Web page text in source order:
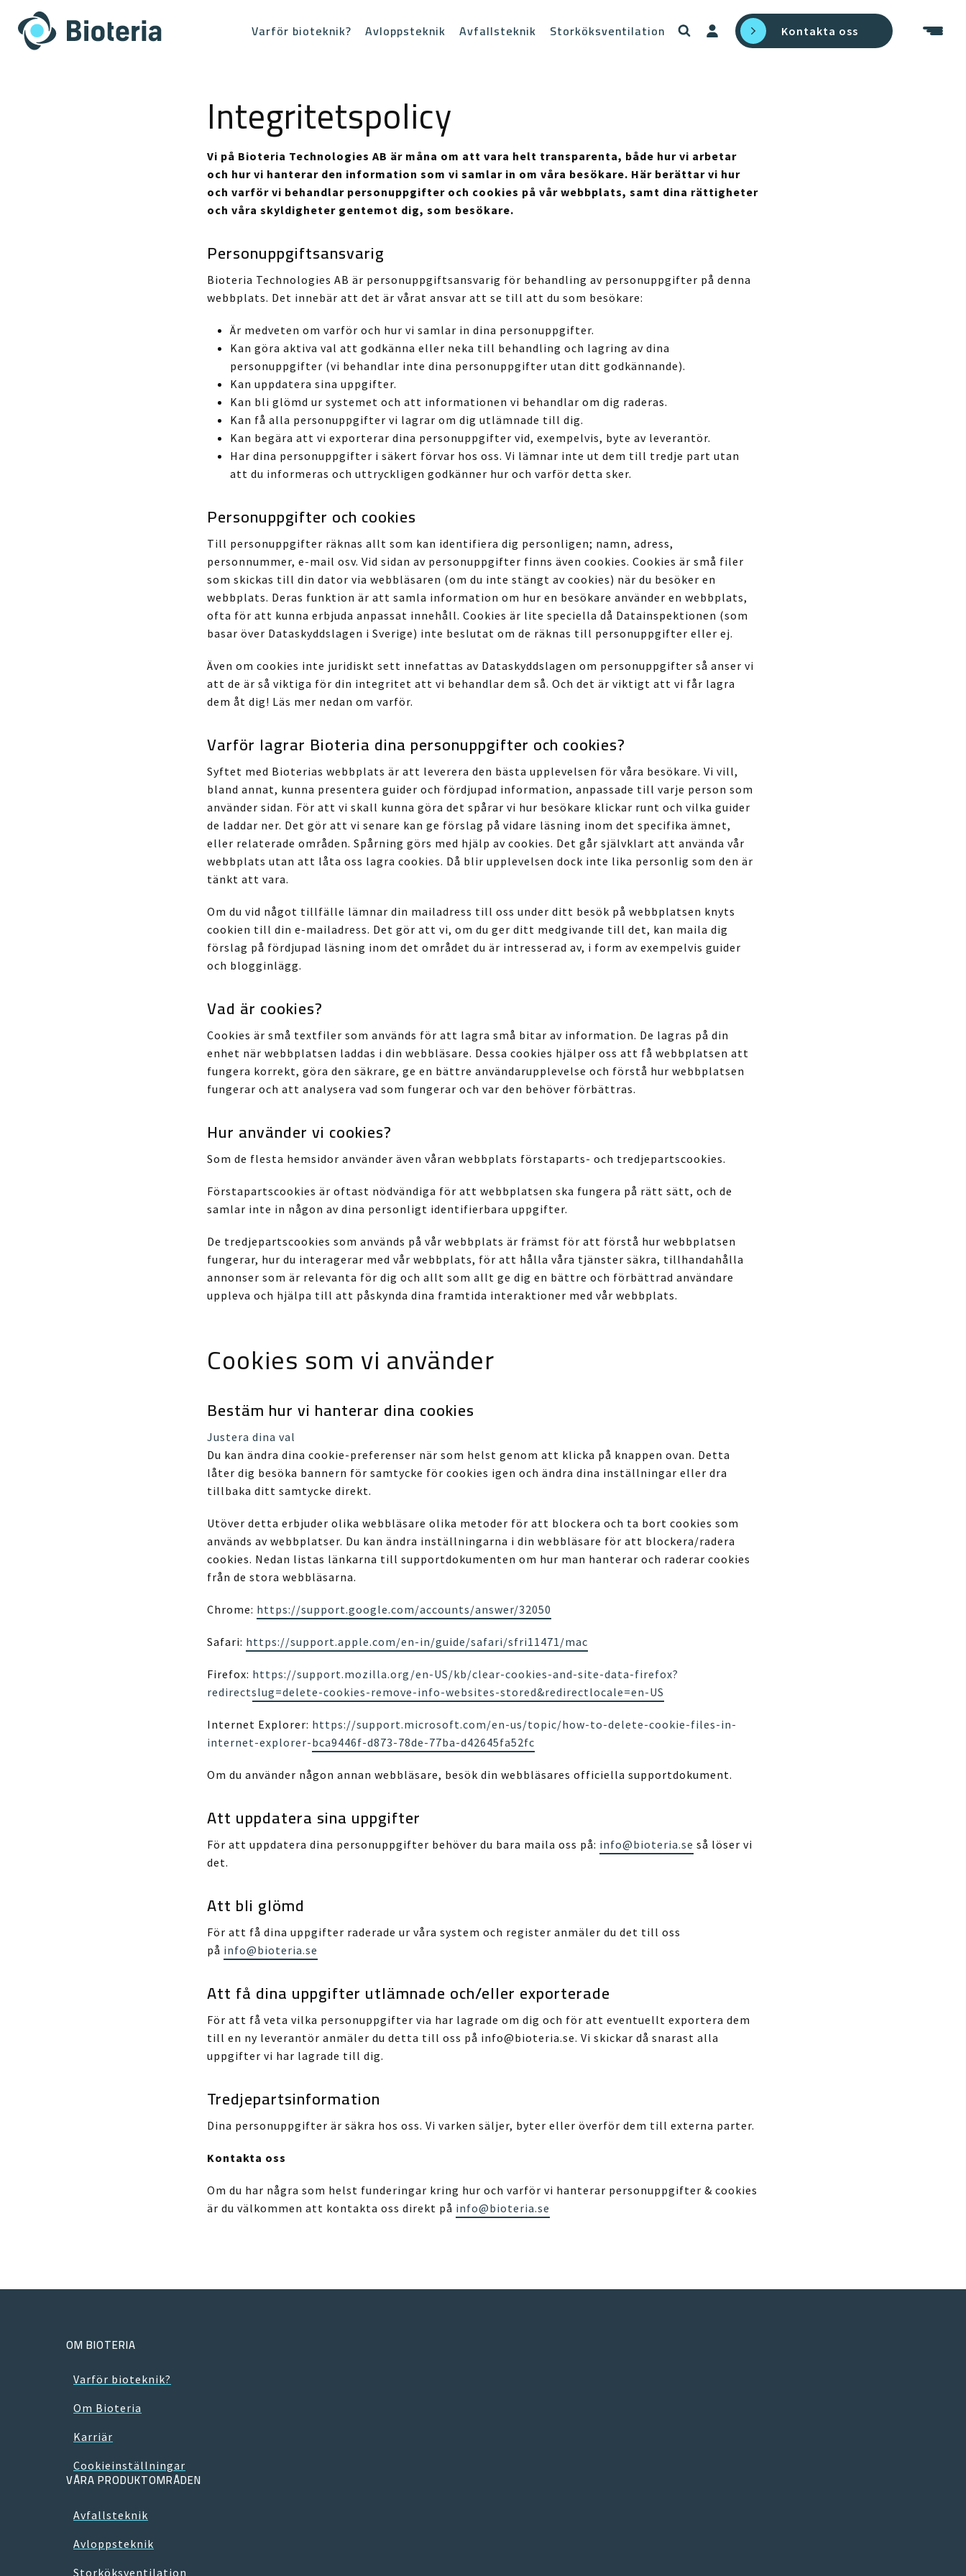
content
Varför bioteknik? Avloppsteknik Avfallsteknik Storköksventilation Kontakta oss
Integritetspolicy
Vi på Bioteria Technologies AB är måna om att vara helt transparenta, både hur vi arbetar
och hur vi hanterar den information som vi samlar in om våra besökare. Här berättar vi hur
och varför vi behandlar personuppgifter och cookies på vår webbplats, samt dina rättigheter
och våra skyldigheter gentemot dig, som besökare.
Personuppgiftsansvarig
Bioteria Technologies AB är personuppgiftsansvarig för behandling av personuppgifter på denna
webbplats. Det innebär att det är vårat ansvar att se till att du som besökare:
Är medveten om varför och hur vi samlar in dina personuppgifter.
Kan göra aktiva val att godkänna eller neka till behandling och lagring av dina
personuppgifter (vi behandlar inte dina personuppgifter utan ditt godkännande).
Kan uppdatera sina uppgifter.
Kan bli glömd ur systemet och att informationen vi behandlar om dig raderas.
Kan få alla personuppgifter vi lagrar om dig utlämnade till dig.
Kan begära att vi exporterar dina personuppgifter vid, exempelvis, byte av leverantör.
Har dina personuppgifter i säkert förvar hos oss. Vi lämnar inte ut dem till tredje part utan
att du informeras och uttryckligen godkänner hur och varför detta sker.
Personuppgifter och cookies
Till personuppgifter räknas allt som kan identifiera dig personligen; namn, adress,
personnummer, e-mail osv. Vid sidan av personuppgifter finns även cookies. Cookies är små filer
som skickas till din dator via webbläsaren (om du inte stängt av cookies) när du besöker en
webbplats. Deras funktion är att samla information om hur en besökare använder en webbplats,
ofta för att kunna erbjuda anpassat innehåll. Cookies är lite speciella då Datainspektionen (som
basar över Dataskyddslagen i Sverige) inte beslutat om de räknas till personuppgifter eller ej.
Även om cookies inte juridiskt sett innefattas av Dataskyddslagen om personuppgifter så anser vi
att de är så viktiga för din integritet att vi behandlar dem så. Och det är viktigt att vi får lagra
dem åt dig! Läs mer nedan om varför.
Varför lagrar Bioteria dina personuppgifter och cookies?
Syftet med Bioterias webbplats är att leverera den bästa upplevelsen för våra besökare. Vi vill,
bland annat, kunna presentera guider och fördjupad information, anpassade till varje person som
använder sidan. För att vi skall kunna göra det spårar vi hur besökare klickar runt och vilka guider
de laddar ner. Det gör att vi senare kan ge förslag på vidare läsning inom det specifika ämnet,
eller relaterade områden. Spårning görs med hjälp av cookies. Det går självklart att använda vår
webbplats utan att låta oss lagra cookies. Då blir upplevelsen dock inte lika personlig som den är
tänkt att vara.
Om du vid något tillfälle lämnar din mailadress till oss under ditt besök på webbplatsen knyts
cookien till din e-mailadress. Det gör att vi, om du ger ditt medgivande till det, kan maila dig
förslag på fördjupad läsning inom det området du är intresserad av, i form av exempelvis guider
och blogginlägg.
Vad är cookies?
Cookies är små textfiler som används för att lagra små bitar av information. De lagras på din
enhet när webbplatsen laddas i din webbläsare. Dessa cookies hjälper oss att få webbplatsen att
fungera korrekt, göra den säkrare, ge en bättre användarupplevelse och förstå hur webbplatsen
fungerar och att analysera vad som fungerar och var den behöver förbättras.
Hur använder vi cookies?
Som de flesta hemsidor använder även våran webbplats förstaparts- och tredjepartscookies.
Förstapartscookies är oftast nödvändiga för att webbplatsen ska fungera på rätt sätt, och de
samlar inte in någon av dina personligt identifierbara uppgifter.
De tredjepartscookies som används på vår webbplats är främst för att förstå hur webbplatsen
fungerar, hur du interagerar med vår webbplats, för att hålla våra tjänster säkra, tillhandahålla
annonser som är relevanta för dig och allt som allt ge dig en bättre och förbättrad användare
uppleva och hjälpa till att påskynda dina framtida interaktioner med vår webbplats.
Cookies som vi använder
Bestäm hur vi hanterar dina cookies
Justera dina val
Du kan ändra dina cookie-preferenser när som helst genom att klicka på knappen ovan. Detta
låter dig besöka bannern för samtycke för cookies igen och ändra dina inställningar eller dra
tillbaka ditt samtycke direkt.
Utöver detta erbjuder olika webbläsare olika metoder för att blockera och ta bort cookies som
används av webbplatser. Du kan ändra inställningarna i din webbläsare för att blockera/radera
cookies. Nedan listas länkarna till supportdokumenten om hur man hanterar och raderar cookies
från de stora webbläsarna.
Chrome: https://support.google.com/accounts/answer/32050
Safari: https://support.apple.com/en-in/guide/safari/sfri11471/mac
Firefox: https://support.mozilla.org/en-US/kb/clear-cookies-and-site-data-firefox?
redirectslug=delete-cookies-remove-info-websites-stored&redirectlocale=en-US
Internet Explorer: https://support.microsoft.com/en-us/topic/how-to-delete-cookie-files-in-
internet-explorer-bca9446f-d873-78de-77ba-d42645fa52fc
Om du använder någon annan webbläsare, besök din webbläsares officiella supportdokument.
Att uppdatera sina uppgifter
För att uppdatera dina personuppgifter behöver du bara maila oss på: info@bioteria.se så löser vi
det.
Att bli glömd
För att få dina uppgifter raderade ur våra system och register anmäler du det till oss
på info@bioteria.se
Att få dina uppgifter utlämnade och/eller exporterade
För att få veta vilka personuppgifter via har lagrade om dig och för att eventuellt exportera dem
till en ny leverantör anmäler du detta till oss på info@bioteria.se. Vi skickar då snarast alla
uppgifter vi har lagrade till dig.
Tredjepartsinformation
Dina personuppgifter är säkra hos oss. Vi varken säljer, byter eller överför dem till externa parter.
Kontakta oss
Om du har några som helst funderingar kring hur och varför vi hanterar personuppgifter & cookies
är du välkommen att kontakta oss direkt på info@bioteria.se
OM BIOTERIA
Varför bioteknik?
Om Bioteria
Karriär
Cookieinställningar
VÅRA PRODUKTOMRÅDEN
Avfallsteknik
Avloppsteknik
Storköksventilation